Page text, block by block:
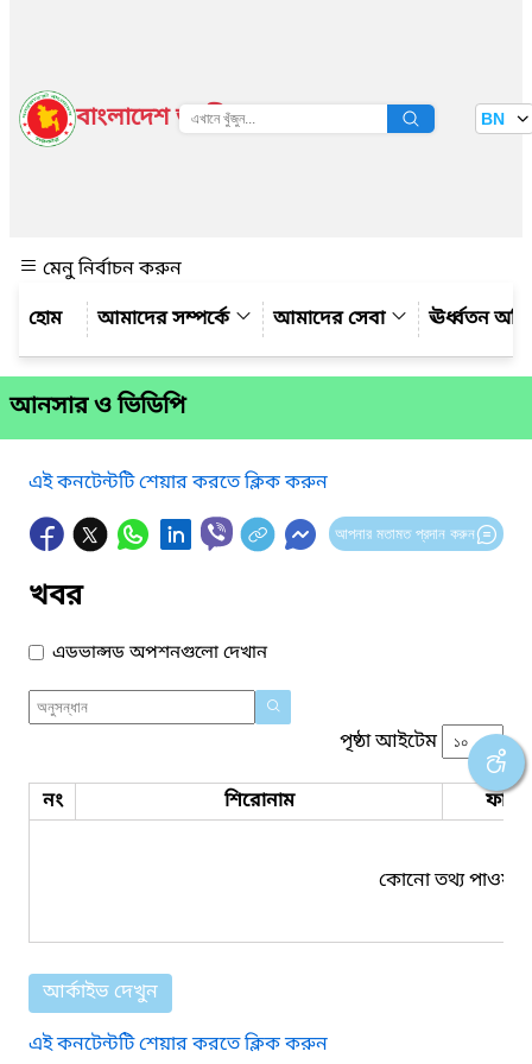
বাংলাদেশ জাতীয় তথ্য বাতায়ন BN
মেনু নির্বাচন করুন
আমাদের সম্পর্কে
আমাদের সেবা ঊর্ধ্বতন
আনসার ও ভিডিপি
এই কনটেন্টটি শেয়ার করতে ক্লিক করুন
আপনার মতামত প্রদান করুন
খবর
এডভান্সড অপশনগুলো দেখান
পৃষ্ঠা আইটেম
নং শিরোনাম ফাইল
কোনো তথ্য পাওয়া
আর্কাইভ দেখুন
এই কনটেন্টটি শেয়ার করতে ক্লিক করুন